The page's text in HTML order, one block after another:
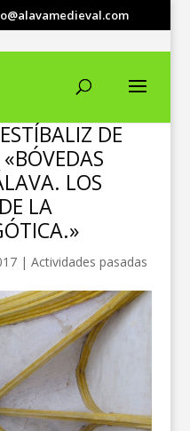
DE
LOS
LA
| Actividades pasadas